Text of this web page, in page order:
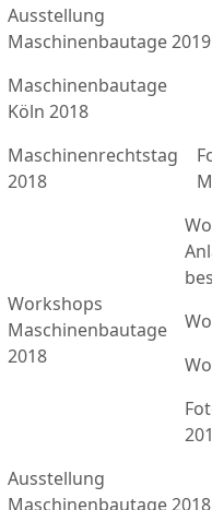
Ausstellung
Maschinenbautage 2019
Maschinenbautage
Köln 2018
Maschinenrechtstag
2018
Workshops
Maschinenbautage
2018
Ausstellung
Maschinenbautage 2018